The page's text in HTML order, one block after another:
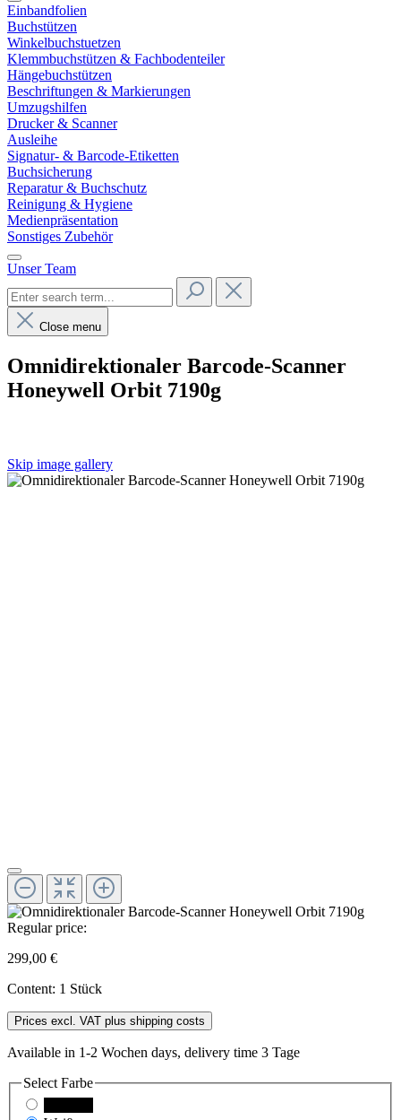
Einbandfolien
Buchstützen
Winkelbuchstuetzen
Klemmbuchstützen & Fachbodenteiler
Hängebuchstützen
Beschriftungen & Markierungen
Umzugshilfen
Drucker & Scanner
Ausleihe
Signatur- & Barcode-Etiketten
Buchsicherung
Reparatur & Buchschutz
Reinigung & Hygiene
Medienpräsentation
Sonstiges Zubehör
Unser Team
Close menu
Omnidirektionaler Barcode-Scanner
Honeywell Orbit 7190g
Skip image gallery
Regular price:
299,00 €
Content: 1 Stück
Prices excl. VAT plus shipping costs
Available in 1-2 Wochen days, delivery time 3 Tage
Select Farbe